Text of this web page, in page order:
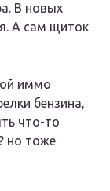
В новых
А сам щиток
иммо
бензина,
что-то
но тоже